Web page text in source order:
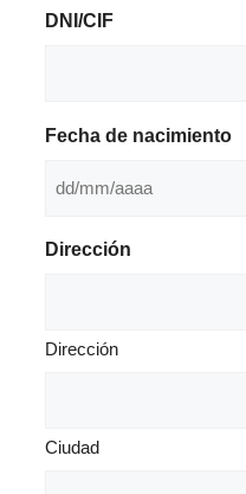
DNI/CIF
Fecha de nacimiento
DD
MM
Dirección
Dirección
Ciudad